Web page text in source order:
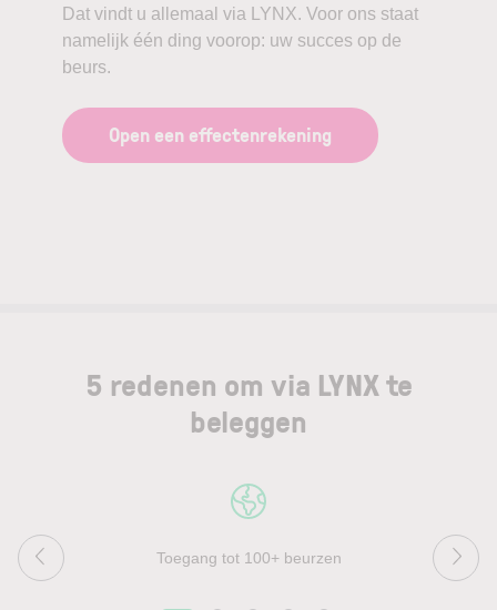
Dat vindt u allemaal via LYNX. Voor ons staat
namelijk één ding voorop: uw succes op de
beurs.
Open een effectenrekening
5 redenen om via LYNX te
beleggen
Toegang tot 100+ beurzen